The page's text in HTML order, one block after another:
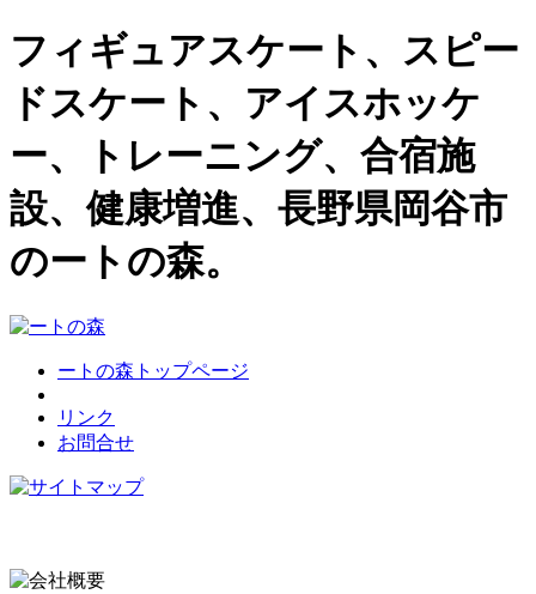
フィギュアスケート、スピー
ドスケート、アイスホッケ
ー、トレーニング、合宿施
設、健康増進、長野県岡谷市
のートの森。
ートの森トップページ
リンク
お問合せ